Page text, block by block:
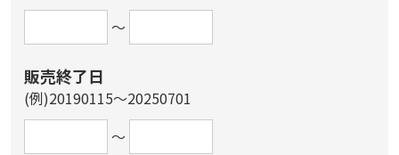
～
販売終了日
(例)20190115～20250701
～